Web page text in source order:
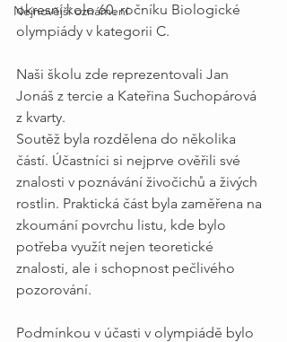
Nejnovější oznámení
okresní kolo 60. ročníku Biologické
olympiády v kategorii C.
Naši školu zde reprezentovali Jan
Jonáš z tercie a Kateřina Suchopárová
z kvarty.
Soutěž byla rozdělena do několika
částí. Účastníci si nejprve ověřili své
znalosti v poznávání živočichů a živých
rostlin. Praktická část byla zaměřena na
zkoumání povrchu listu, kde bylo
potřeba využít nejen teoretické
znalosti, ale i schopnost pečlivého
pozorování.
Podmínkou v účasti v olympiádě bylo